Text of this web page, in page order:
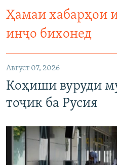
Ҳамаи хабарҳои
инҷо бихонед
Август 07, 2026
Коҳиши вуруди
тоҷик ба Русия